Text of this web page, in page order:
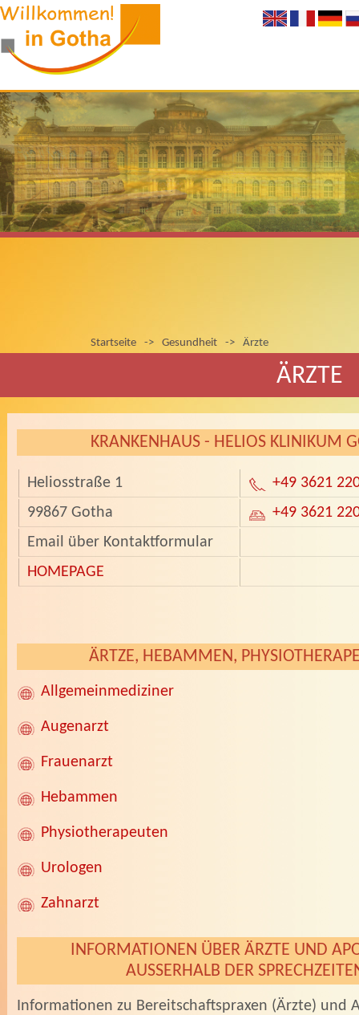
Startseite -> Gesundheit -> Ärzte
ÄRZTE
KRANKENHAUS - HELIOS KLINIKUM
Heliosstraße 1
+49 3621
99867 Gotha
+49 3621
Email über Kontaktformular
HOMEPAGE
ÄRTZE, HEBAMMEN,
Allgemeinmediziner
Augenarzt
Frauenarzt
Hebammen
Physiotherapeuten
Urologen
Zahnarzt
INFORMATIONEN ÜBER ÄRZTE UND
AUSSERHALB DER SPRECHZEITEN
Informationen zu Bereitschaftspraxen (Ärzte) und